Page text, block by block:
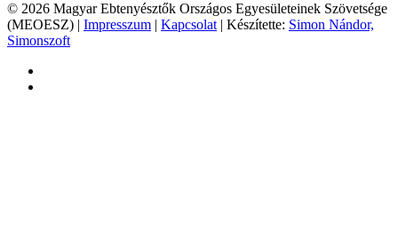
© 2026 Magyar Ebtenyésztők Országos Egyesületeinek Szövetsége
(MEOESZ) | Impresszum | Kapcsolat | Készítette: Simon Nándor,
Simonszoft